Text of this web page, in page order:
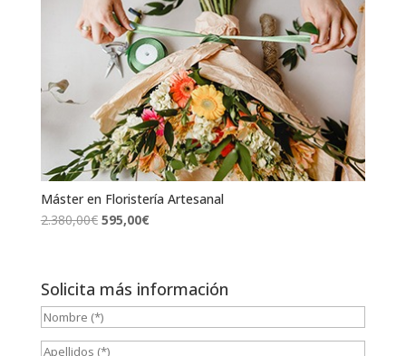
Máster en Floristería Artesanal
2.380,00€ El
era:
2.380,00€.
595,00€El
es:
595,00€.
Solicita más información